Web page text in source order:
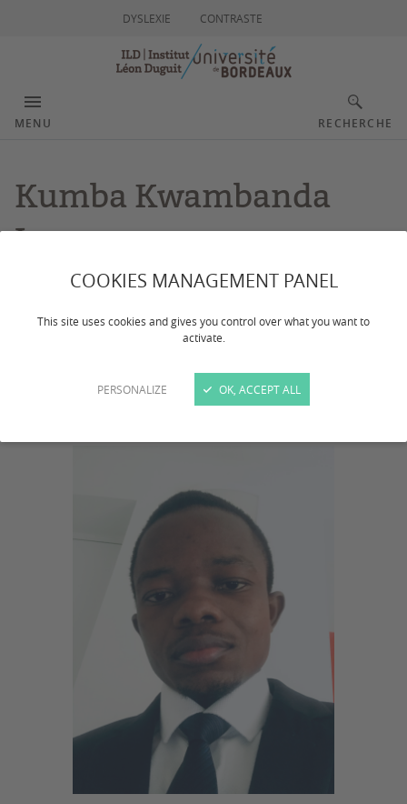
COOKIES MANAGEMENT PANEL
This site uses cookies and gives you control over what you want to
activate.
PERSONALIZE OK, ACCEPT ALL
DYSLEXIE CONTRASTE
MENU RECHERCHE
Kumba Kwambanda
Lepere
particuliers par l’administration ". Directeur de thèse le
Professeur Jean-François Brisson.
Résumé de la thèse